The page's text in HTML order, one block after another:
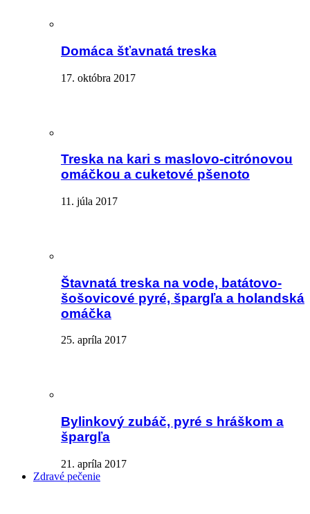
Domáca šťavnatá treska
17. októbra 2017
Treska na kari s maslovo-citrónovou
omáčkou a cuketové pšenoto
11. júla 2017
Štavnatá treska na vode, batátovo-
šošovicové pyré, špargľa a holandská
omáčka
25. apríla 2017
Bylinkový zubáč, pyré s hráškom a
špargľa
21. apríla 2017
Zdravé pečenie